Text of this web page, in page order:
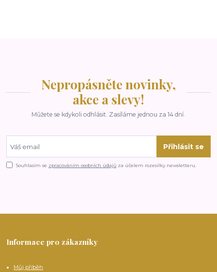
Nepropásněte novinky,
akce a slevy!
Můžete se kdykoli odhlásit. Zasíláme jednou za 14 dní.
Přihlásit se
Souhlasím se zpracováním osobních údajů za účelem rozesílky newsletteru.
Informace pro zákazníky
Můj příběh